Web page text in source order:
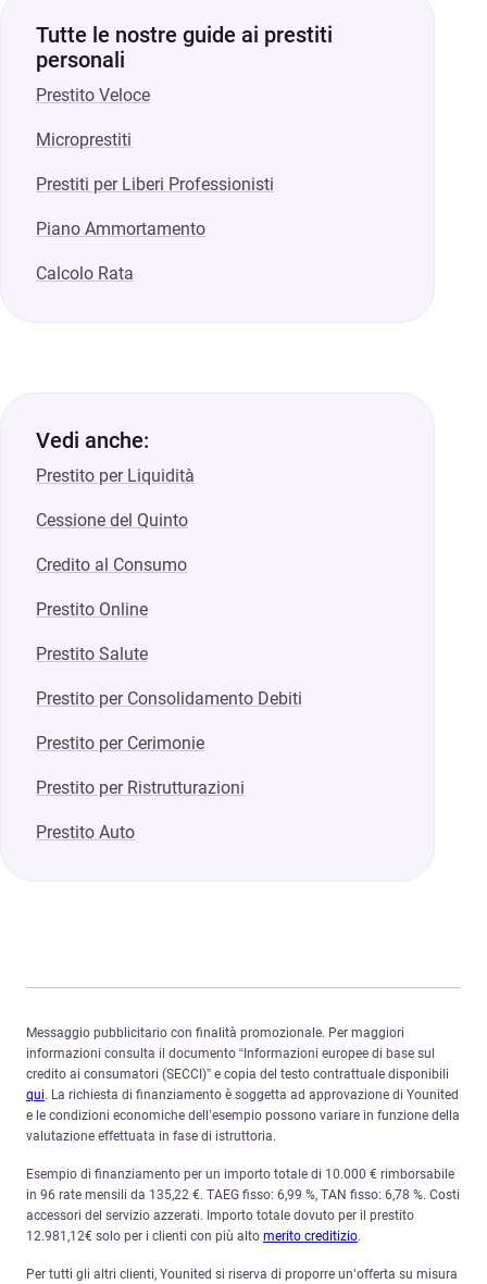
Tutte le nostre guide ai prestiti
personali
Prestito Veloce
Microprestiti
Prestiti per Liberi Professionisti
Piano Ammortamento
Calcolo Rata
Vedi anche:
Prestito per Liquidità
Cessione del Quinto
Credito al Consumo
Prestito Online
Prestito Salute
Prestito per Consolidamento Debiti
Prestito per Cerimonie
Prestito per Ristrutturazioni
Prestito Auto
Messaggio pubblicitario con finalità promozionale. Per maggiori
informazioni consulta il documento “Informazioni europee di base sul
credito ai consumatori (SECCI)” e copia del testo contrattuale disponibili
qui. La richiesta di finanziamento è soggetta ad approvazione di Younited
e le condizioni economiche dell’esempio possono variare in funzione della
valutazione effettuata in fase di istruttoria.
Esempio di finanziamento per un importo totale di 10.000 € rimborsabile
in 96 rate mensili da 135,22 €. TAEG fisso: 6,99 %, TAN fisso: 6,78 %. Costi
accessori del servizio azzerati. Importo totale dovuto per il prestito
12.981,12€ solo per i clienti con più alto merito creditizio.
Per tutti gli altri clienti, Younited si riserva di proporre un’offerta su misura